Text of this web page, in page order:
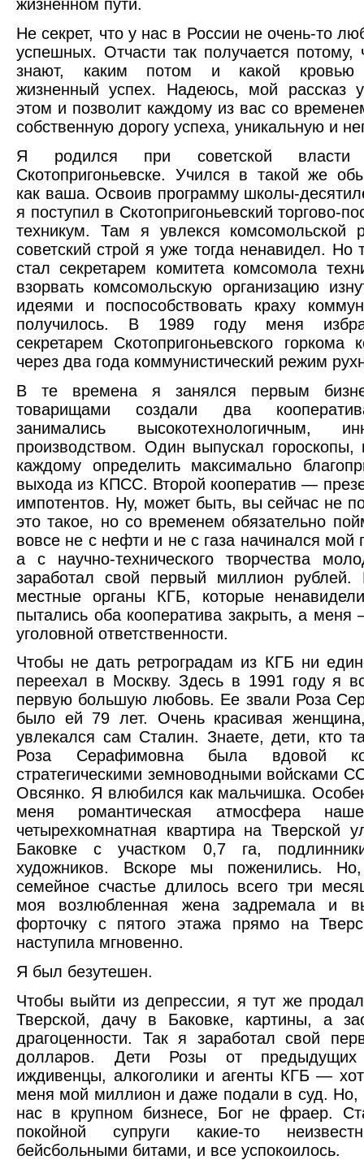
жизненном пути.
Не секрет, что у нас в России не очень-то
успешных. Отчасти так получается потому,
знают, каким потом и какой кровью
жизненный успех. Надеюсь, мой рассказ
этом и позволит каждому из вас со
собственную дорогу успеха, уникальную и
Я родился при советской
Скотопригоньевске. Учился в такой же
как ваша. Освоив программу школы-
я поступил в Скотопригоньевский торгово-
техникум. Там я увлекся комсомольской
советский строй я уже тогда ненавидел. Но
стал секретарем комитета комсомола
взорвать комсомольскую организацию
идеями и поспособствовать краху
получилось. В 1989 году меня
секретарем Скотопригоньевского горкома
через два года коммунистический режим
В те времена я занялся первым
товарищами создали два
занимались высокотехнологичным,
производством. Один выпускал гороскопы,
каждому определить максимально
выхода из КПСС. Второй кооператив —
импотентов. Ну, может быть, вы сейчас не
это такое, но со временем обязательно
вовсе не с нефти и не с газа начинался мой
а с научно-технического творчества
заработал свой первый миллион рублей.
местные органы КГБ, которые
пытались оба кооператива закрыть, а меня
уголовной ответственности.
Чтобы не дать ретроградам из КГБ ни
переехал в Москву. Здесь в 1991 году я
первую большую любовь. Ее звали Роза
было ей 79 лет. Очень красивая
увлекался сам Сталин. Знаете, дети, кто
Роза Серафимовна была вдовой
стратегическими земноводными войсками
Овсянко. Я влюбился как мальчишка.
меня романтическая атмосфера
четырехкомнатная квартира на Тверской
Баковке с участком 0,7 га,
художников. Вскоре мы поженились.
семейное счастье длилось всего три
моя возлюбленная жена задремала и
форточку с пятого этажа прямо на
наступила мгновенно.
Я был безутешен.
Чтобы выйти из депрессии, я тут же
Тверской, дачу в Баковке, картины, а
драгоценности. Так я заработал свой
долларов. Дети Розы от
иждивенцы, алкоголики и агенты КГБ —
меня мой миллион и даже подали в суд. Но,
нас в крупном бизнесе, Бог не фраер.
покойной супруги какие-то
бейсбольными битами, и все успокоилось.